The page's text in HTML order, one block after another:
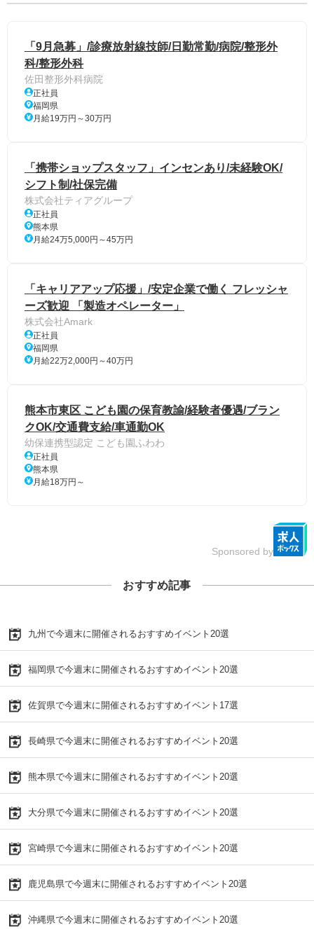
「9月急募」/診療放射線技師/日勤常勤/病院/整形外
科/整形外科
佐田整形外科病院
正社員
福岡県
月給19万円～30万円
「携帯ショップスタッフ」インセンあり/未経験OK/
シフト制/社保完備
株式会社ティアグループ
正社員
熊本県
月給24万5,000円～45万円
「キャリアアップ応援」/安定企業で働く フレッシャ
ーズ歓迎 「製造オペレーター」
株式会社Amark
正社員
福岡県
月給22万2,000円～40万円
熊本市東区 こども園の保育教諭/経験者優遇/ブラン
クOK/交通費支給/車通勤OK
幼保連携型認定 こども園ふわわ
正社員
熊本県
月給18万円～
Sponsored by
おすすめ記事
九州で今週末に開催されるおすすめイベント20選
福岡県で今週末に開催されるおすすめイベント20選
佐賀県で今週末に開催されるおすすめイベント17選
長崎県で今週末に開催されるおすすめイベント20選
熊本県で今週末に開催されるおすすめイベント20選
大分県で今週末に開催されるおすすめイベント20選
宮崎県で今週末に開催されるおすすめイベント20選
鹿児島県で今週末に開催されるおすすめイベント20選
沖縄県で今週末に開催されるおすすめイベント20選